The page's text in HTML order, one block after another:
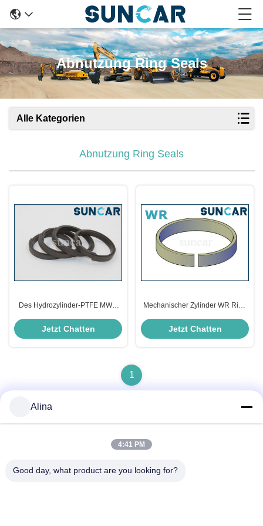
Abnutzung Ring Seals
Alle Kategorien
Abnutzung Ring Seals
Des Hydrozylinder-PTFE MWR
Abnutzungs-des Ring-RYT für
Bagger Machinery
Jetzt Chatten
Mechanischer Zylinder WR Ring
Jetzt Chatten
1
Schnelle Kontaktaufnahme
Anschrift
Alina
4:41 PM
Good day, what product are you looking for?